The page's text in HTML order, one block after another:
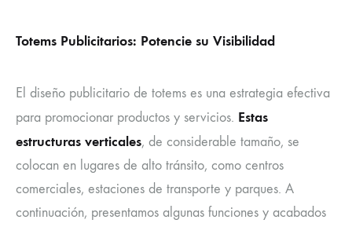
Totems Publicitarios: Potencie su Visibilidad
El diseño publicitario de totems es una estrategia efectiva
para promocionar productos y servicios. Estas
estructuras verticales, de considerable tamaño, se
colocan en lugares de alto tránsito, como centros
comerciales, estaciones de transporte y parques. A
continuación, presentamos algunas funciones y acabados